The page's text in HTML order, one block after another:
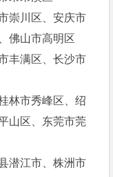
崇川区、安庆市
佛山市高明区
丰满区、长沙市
林市秀峰区、绍
山区、东莞市莞
潜江市、株洲市